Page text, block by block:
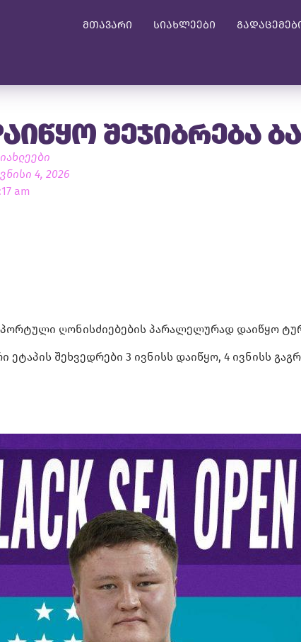
მთავარი სიახლეები
შეჯიბრება
4, 2026
am
ღონისძიებების პარალელურად დაიწყო
ეტაპის შეხვედრები 3 ივნისს დაიწყო, 4 ივნისს